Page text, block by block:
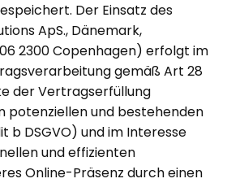
Der Einsatz des
ApS., Dänemark,
2300 Copenhagen) erfolgt im
gemäß Art 28
der Vertragserfüllung
potenziellen und bestehenden
b DSGVO) und im Interesse
und effizienten
Online-Präsenz durch einen